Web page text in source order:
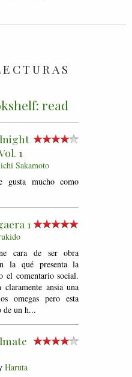
read
1
Sakamoto
gusta mucho como
1
cara de ser obra
la qué presenta la
el comentario social.
ansia una
omegas pero esta
de un h...
Haruta